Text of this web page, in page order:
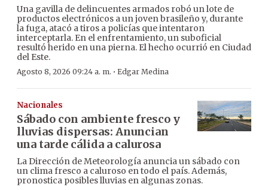
Una gavilla de delincuentes armados robó un lote de
productos electrónicos a un joven brasileño y, durante
la fuga, atacó a tiros a policías que intentaron
interceptarla. En el enfrentamiento, un suboficial
resultó herido en una pierna. El hecho ocurrió en Ciudad
del Este.
Agosto 8, 2026 09:24 a. m. · Edgar Medina
Nacionales
Sábado con ambiente fresco y
lluvias dispersas: Anuncian
una tarde cálida a calurosa
La Dirección de Meteorología anuncia un sábado con
un clima fresco a caluroso en todo el país. Además,
pronostica posibles lluvias en algunas zonas.